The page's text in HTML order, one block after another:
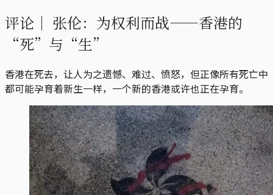
评论｜ 张伦：为权利而战——香港的
“死”与“生”
香港在死去，让人为之遗憾、难过、愤怒，但正像所有死亡中
都可能孕育着新生一样，一个新的香港或许也正在孕育。